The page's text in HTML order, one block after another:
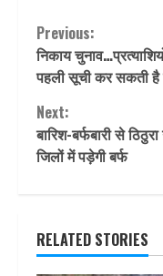
Continue
Reading
Previous:
निकाय
पहली सूची कर सकती है
Next:
बारिश-बर्फबारी से
जिलों में पड़ेगी बर्फ
RELATED STORIES